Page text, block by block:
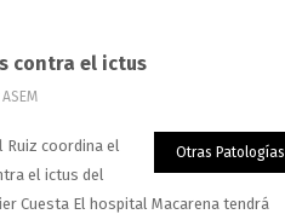
contra el ictus
Otras Patologías
Ruiz coordina el
el ictus del
Cuesta El hospital Macarena tendrá